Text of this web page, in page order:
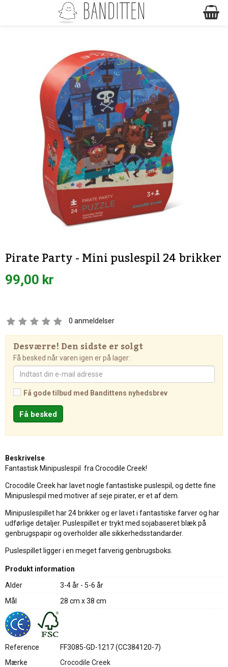
Pirate Party - Mini puslespil 24 brikker
99,00 kr
0 anmeldelser
Desværre! Den sidste er solgt
Få besked når varen igen er på lager:
Få gode tilbud med Bandittens nyhedsbrev
Beskrivelse
Fantastisk Minipuslespil fra Crocodile Creek!
Crocodile Creek har lavet nogle fantastiske puslespil, og dette fine
Minipuslespil med motiver af seje pirater, er et af dem.
Minipuslespillet har 24 brikker og er lavet i fantastiske farver og har
udførlige detaljer. Puslespillet er trykt med sojabaseret blæk på
genbrugspapir og overholder alle sikkerhedsstandarder.
Puslespillet ligger i en meget farverig genbrugsboks.
Produkt information
Alder
3-4 år - 5-6 år
Mål
28 cm x 38 cm
Reference
FF3085-GD-1217 (CC384120-7)
Mærke
Crocodile Creek